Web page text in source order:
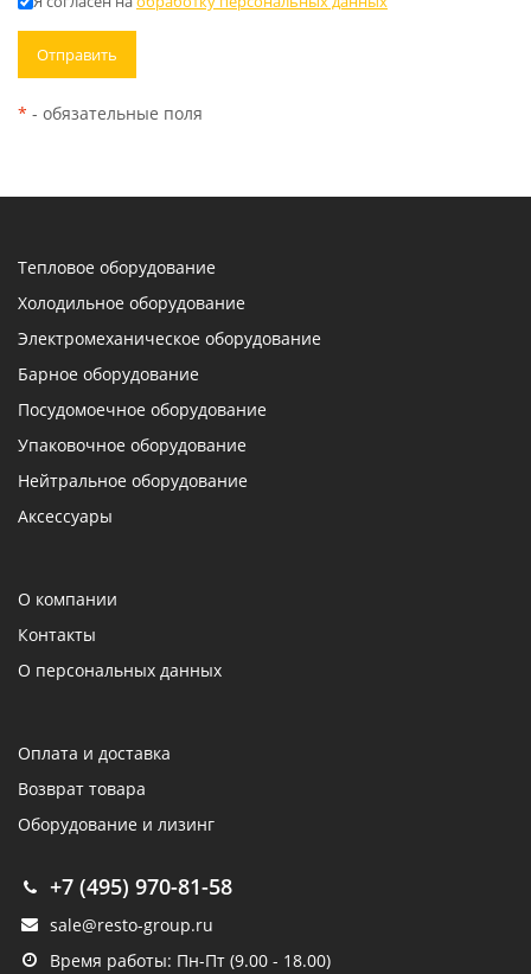
* - обязательные поля
Тепловое оборудование
Холодильное оборудование
Электромеханическое оборудование
Барное оборудование
Посудомоечное оборудование
Упаковочное оборудование
Нейтральное оборудование
Аксессуары
О компании
Контакты
О персональных данных
Оплата и доставка
Возврат товара
Оборудование и лизинг
+7 (495) 970-81-58
sale@resto-group.ru
Время работы: Пн-Пт (9.00 - 18.00)